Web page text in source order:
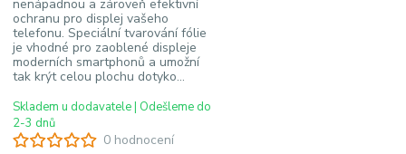
0 hodnocení
nenápadnou a zároveň efektivní
ochranu pro displej vašeho
telefonu. Speciální tvarování fólie
je vhodné pro zaoblené displeje
moderních smartphonů a umožní
tak krýt celou plochu dotyko...
Skladem u dodavatele | Odešleme do
2-3 dnů